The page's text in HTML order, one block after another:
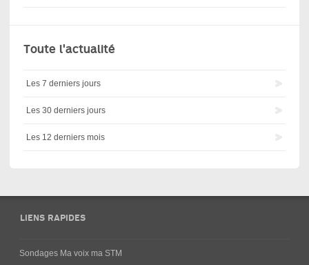
Toute l'actualité
Les 7 derniers jours
Les 30 derniers jours
Les 12 derniers mois
LIENS RAPIDES
Sondages Ma voix ma STM